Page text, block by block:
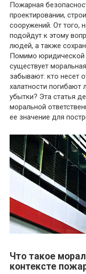
Пожарная
проектировании,
сооружений. От того,
подойдут к этому
людей, а также
Помимо юридической
существует
забывают: кто несет
халатности
убытки? Эта статья
моральной
ее значение для
Что такое
контексте